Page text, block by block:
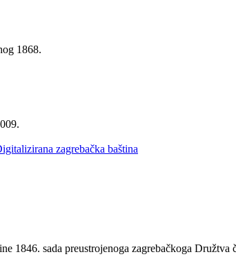
1868.
zagrebačka baština
1846. sada preustrojenoga zagrebačkoga Družtva